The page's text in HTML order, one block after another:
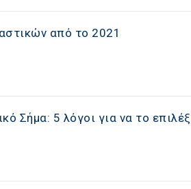
από το 2021
Σήμα: 5 λόγοι για να το